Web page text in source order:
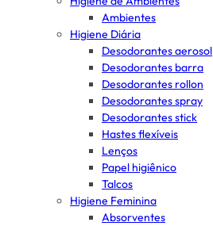
Ambientes
Higiene Diária
Desodorantes aerosol
Desodorantes barra
Desodorantes rollon
Desodorantes spray
Desodorantes stick
Hastes flexíveis
Lenços
Papel higiênico
Talcos
Higiene Feminina
Absorventes